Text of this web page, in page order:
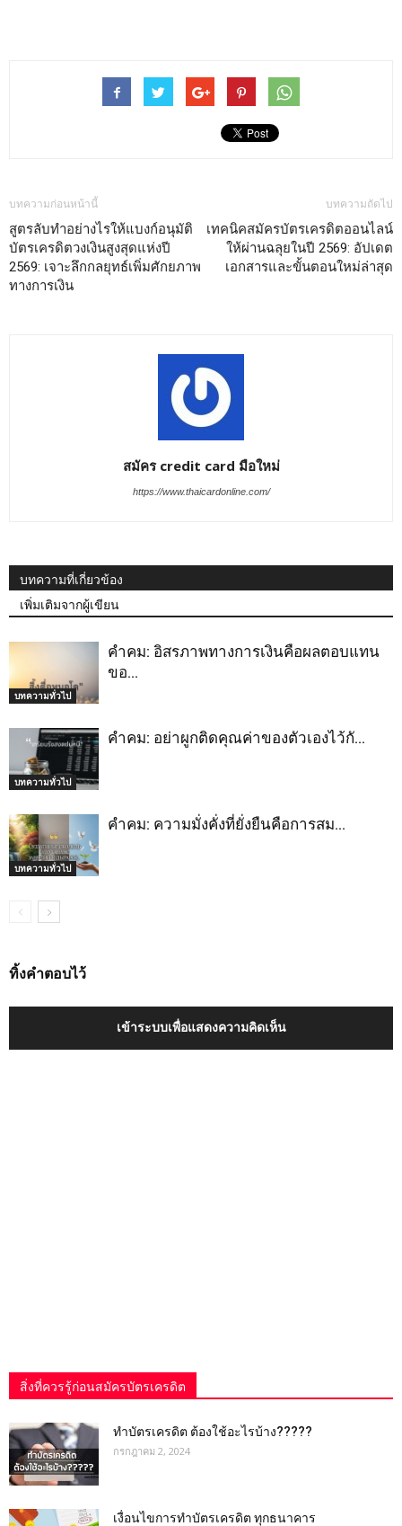
บทความก่อนหน้านี้
สูตรลับทำอย่างไรให้แบงก์อนุมัติ
บัตรเครดิตวงเงินสูงสุดแห่งปี
2569: เจาะลึกกลยุทธ์เพิ่มศักยภาพ
ทางการเงิน
บทความถัดไป
เทคนิคสมัครบัตรเครดิตออนไลน์
ให้ผ่านฉลุยในปี 2569: อัปเดต
เอกสารและขั้นตอนใหม่ล่าสุด
สมัคร credit card มือใหม่
https://www.thaicardonline.com/
บทความที่เกี่ยวข้อง
เพิ่มเติมจากผู้เขียน
บทความทั่วไป
คำคม: อิสรภาพทางการเงินคือผลตอบแทน
ขอ…
บทความทั่วไป
คำคม: อย่าผูกติดคุณค่าของตัวเองไว้กั…
บทความทั่วไป
คำคม: ความมั่งคั่งที่ยั่งยืนคือการสม…
ทิ้งคำตอบไว้
เข้าระบบเพื่อแสดงความคิดเห็น
สิ่งที่ควรรู้ก่อนสมัครบัตรเครดิต
ทำบัตรเครดิต ต้องใช้อะไรบ้าง?????
กรกฎาคม 2, 2024
เงื่อนไขการทําบัตรเครดิต ทุกธนาคาร